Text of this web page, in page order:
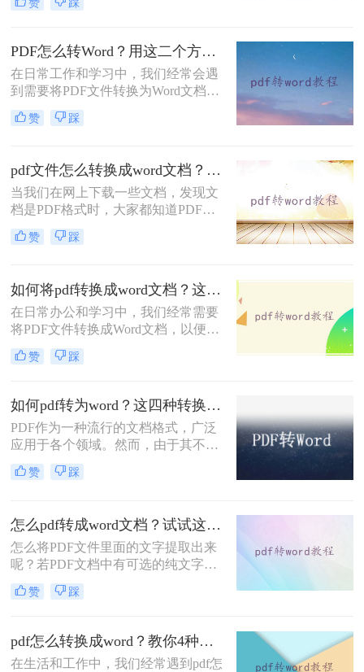
被广泛使用。然而，当我们需要对
时，便需要将其转换为Word（DOC或
DOCX）格式。那么怎么把PDF转换
成WORD呢？下面，我将详细介绍几
种将PDF转换成Word文档的方法。
PDF怎么转Word？用这二个方法试试！
在日常工作和学习中，我们经常会遇
到需要将PDF文件转换为Word文档的
需求。PDF文件格式的广泛应用使得
我们需要对其中的内容进行编辑时可
可编辑的Word文档则是解决这一问题
的有效途径。本文将介绍PDF怎么转
Word的几种方法，以及一些实用的技
巧和注意事项，帮助您轻松应对各种
转换需求。
赞 踩
pdf文件怎么转换成word文档？为你带来二种好用的方法！
当我们在网上下载一些文档，发现文
档是PDF格式时，大家都知道PDF文
件是不易编辑的，文档下载下来也没
法写，但是我们可以转换成Word格
的方法吧。
赞 踩
如何将pdf转换成word文档？这三种方法你可以试试！
在日常办公和学习中，我们经常需要
将PDF文件转换成Word文档，以便进
行编辑、修改或重新排版。那么如何
将pdf转换成word文档呢？本文将为您
帮助您轻松应对这一需求。
赞 踩
如何pdf转为word？这四种转换方法肯定可以帮到你！
PDF作为一种流行的文档格式，广泛
应用于各个领域。然而，由于其不可
编辑的特性，有时我们需要将PDF转
换为Word文档以便进行编辑和修改。
帮助您轻松应对这一需求。
赞 踩
怎么pdf转成word文档？试试这4种转换方法！
怎么将PDF文件里面的文字提取出来
呢？若PDF文档中有可选的纯文字，
则可直接复制粘贴，若为不可选的纯
文字，则可以将怎么pdf转成word文
word呢？下面就来给大家详细的介绍
两种方法。
赞 踩
pdf怎么转换成word？教你4种免费好用方法！
在生活和工作中，我们经常遇到pdf怎